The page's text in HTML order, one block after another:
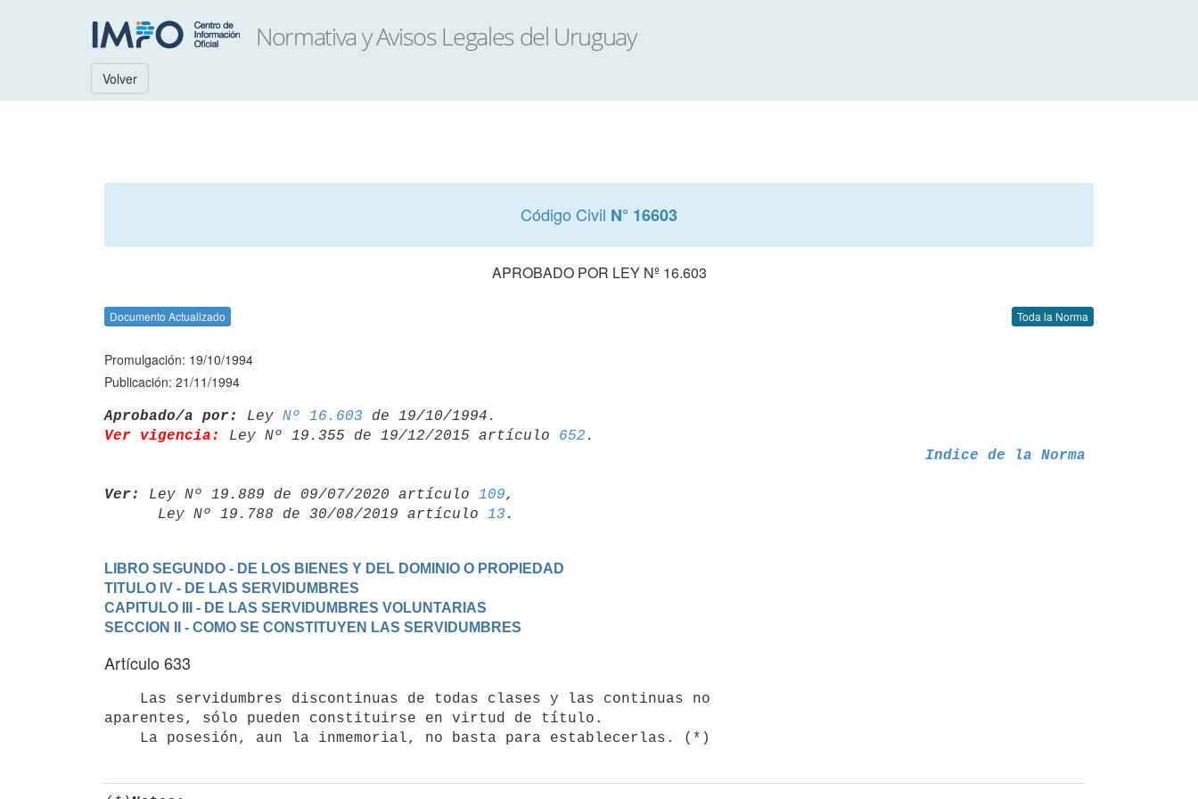
Volver
Código Civil N° 16603
APROBADO POR LEY Nº 16.603
Documento Actualizado Toda la Norma
Promulgación: 19/10/1994
Publicación: 21/11/1994
Aprobado/a por: Ley Nº 16.603
Ver vigencia:
Ley Nº 19.355 de 19/12/2015 artículo 652
Indice de la Norma
Ver: Ley Nº 19.889 de 09/07/2020 artículo 109,
      Ley Nº 19.788 de 30/08/2019 artículo
13
LIBRO SEGUNDO - DE LOS BIENES Y DEL DOMINIO O PROPIEDAD
TITULO IV - DE LAS SERVIDUMBRES
CAPITULO III - DE LAS SERVIDUMBRES VOLUNTARIAS
SECCION II - COMO SE CONSTITUYEN LAS SERVIDUMBRES
Artículo 633
aparentes, sólo pueden constituirse en virtud de título.